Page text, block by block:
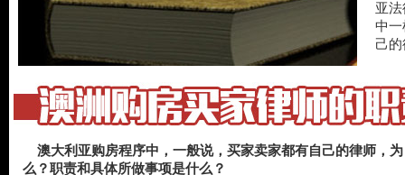
亚
中一
己
澳大利亚购房程序中，一般说，买家卖家都有自己的律师，
么？职责和具体所做事项是什么？